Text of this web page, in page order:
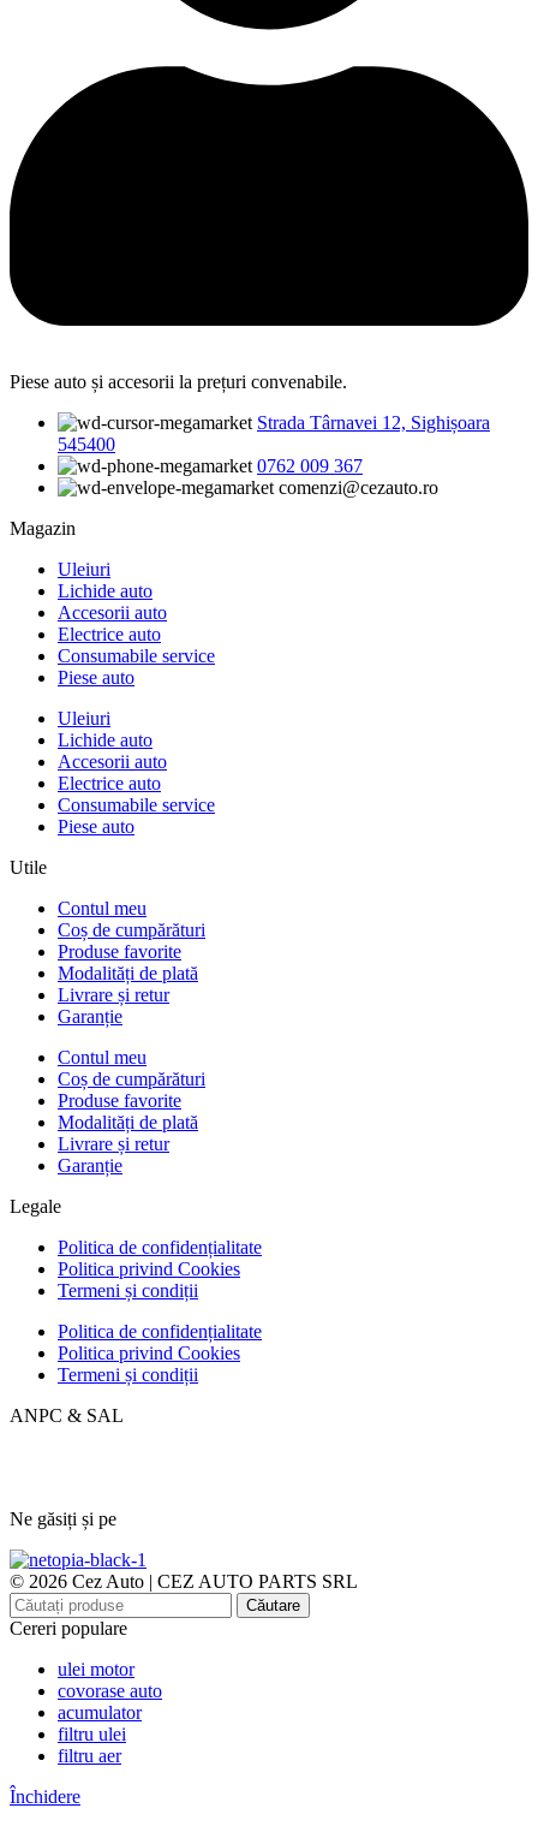
Piese auto și accesorii la prețuri convenabile.
Strada Târnavei 12, Sighișoara
545400
0762 009 367
comenzi@cezauto.ro
Magazin
Uleiuri
Lichide auto
Accesorii auto
Electrice auto
Consumabile service
Piese auto
Uleiuri
Lichide auto
Accesorii auto
Electrice auto
Consumabile service
Piese auto
Utile
Contul meu
Coș de cumpărături
Produse favorite
Modalități de plată
Livrare și retur
Garanție
Contul meu
Coș de cumpărături
Produse favorite
Modalități de plată
Livrare și retur
Garanție
Legale
Politica de confidențialitate
Politica privind Cookies
Termeni și condiții
Politica de confidențialitate
Politica privind Cookies
Termeni și condiții
ANPC & SAL
Ne găsiți și pe
© 2026 Cez Auto | CEZ AUTO PARTS SRL
Căutare
Cereri populare
ulei motor
covorase auto
acumulator
filtru ulei
filtru aer
Închidere